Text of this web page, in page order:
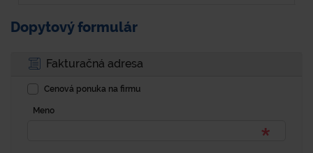
Dopytový formulár
Fakturačná adresa
Cenová ponuka na firmu
Meno